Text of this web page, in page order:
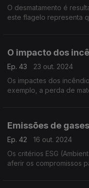
O desmatamento é
este flagelo representa
O impacto dos
Ep. 43
23 out. 2024
Os impactes dos
exemplo, a perda de
Emissões de
Ep. 42
16 out. 2024
Os critérios ESG
aferir os compromissos